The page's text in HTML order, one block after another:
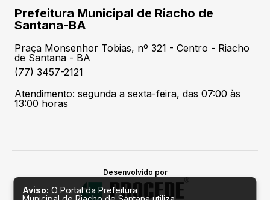
Prefeitura Municipal de Riacho de
Santana-BA
Praça Monsenhor Tobias, nº 321 - Centro - Riacho
de Santana - BA
(77) 3457-2121
Atendimento: segunda a sexta-feira, das 07:00 às
13:00 horas
Desenvolvido por
Aviso: O Portal da Prefeitura